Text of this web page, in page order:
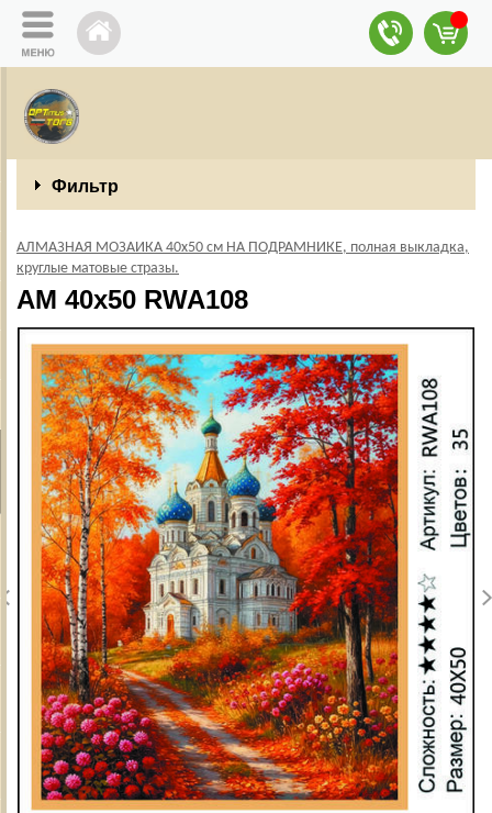
Фильтр
АЛМАЗНАЯ МОЗАИКА 40х50 см НА ПОДРАМНИКЕ, полная выкладка,
круглые матовые стразы.
AM 40x50 RWA108